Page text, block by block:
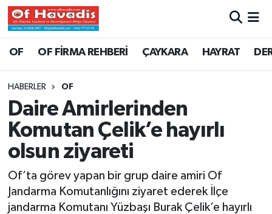
OF OF FİRMA REHBERİ ÇAYKARA HAYRAT
HABERLER OF
Daire Amirlerinden
Komutan Çelik’e hayırlı
olsun ziyareti
Of’ta görev yapan bir grup daire amiri Of
Jandarma Komutanlığını ziyaret ederek İlçe
jandarma Komutanı Yüzbaşı Burak Çelik’e hayırlı
Trabzon Nöbetçi Eczaneler
Trabzon Namaz Vakitleri
Trabzon Trafik Yoğunluk Haritası
Süper Lig Puan Durumu ve Fikstür
Tüm Manşetler